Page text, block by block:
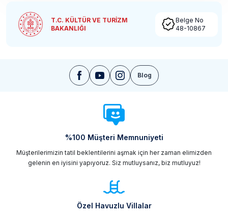
T.C. KÜLTÜR VE TURİZM
BAKANLIĞI
Belge No
48-10867
Blog
%100 Müşteri Memnuniyeti
Müşterilerimizin tatil beklentilerini aşmak için her zaman elimizden
gelenin en iyisini yapıyoruz. Siz mutluysanız, biz mutluyuz!
Özel Havuzlu Villalar